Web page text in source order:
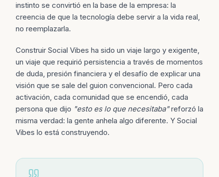
instinto se convirtió en la base de la empresa: la
creencia de que la tecnología debe servir a la vida real,
no reemplazarla.
Construir Social Vibes ha sido un viaje largo y exigente,
un viaje que requirió persistencia a través de momentos
de duda, presión financiera y el desafío de explicar una
visión que se sale del guion convencional. Pero cada
activación, cada comunidad que se encendió, cada
persona que dijo "esto es lo que necesitaba"reforzó la
misma verdad: la gente anhela algo diferente. Y Social
Vibes lo está construyendo.